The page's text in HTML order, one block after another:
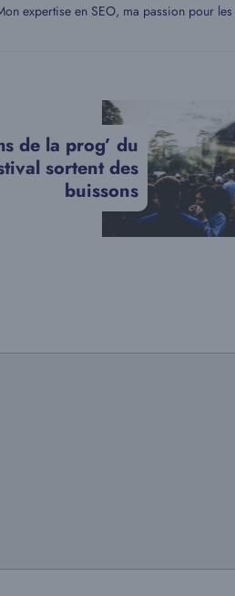
expertise en SEO, ma passion pour
de la prog’ du
sortent des
buissons